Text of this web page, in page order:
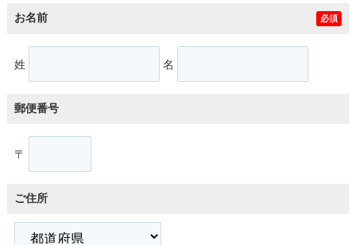
お名前 必須
姓 名
郵便番号
〒
ご住所